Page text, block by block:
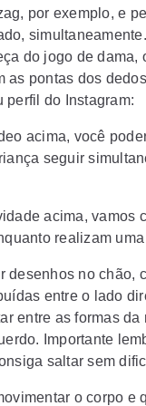
por exemplo, e
do jogo de
as pontas dos
do Instagram:
acima, você
seguir
acima, vamos
realizam
desenhos no chão,
entre o lado
entre as formas
Importante
saltar sem
o corpo e